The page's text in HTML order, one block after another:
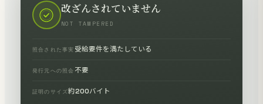
改ざんされていません
NOT TAMPERED
照合された事実 受給要件を満たしている
発行元への照会 不要
証明のサイズ約200バイト